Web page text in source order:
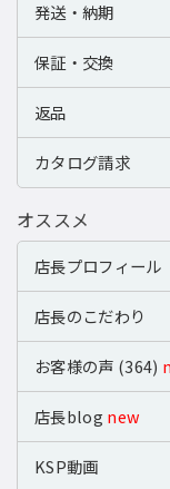
発送・納期
保証・交換
返品
カタログ請求
オススメ
店長プロフィール
店長のこだわり
お客様の声 (364)
店長blog new
KSP動画